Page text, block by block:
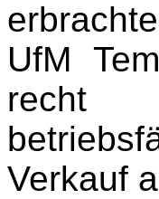
UfM
recht
Verkauf